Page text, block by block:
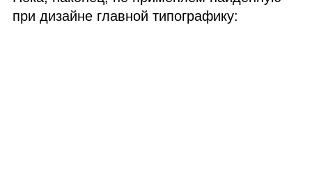
при дизайне главной типографику: